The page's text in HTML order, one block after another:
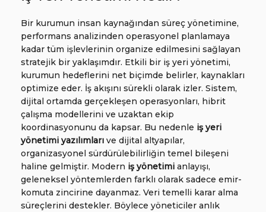
Bir kurumun insan kaynağından süreç yönetimine,
performans analizinden operasyonel planlamaya
kadar tüm işlevlerinin organize edilmesini sağlayan
stratejik bir yaklaşımdır. Etkili bir iş yeri yönetimi,
kurumun hedeflerini net biçimde belirler, kaynakları
optimize eder. İş akışını sürekli olarak izler. Sistem,
dijital ortamda gerçekleşen operasyonları, hibrit
çalışma modellerini ve uzaktan ekip
koordinasyonunu da kapsar. Bu nedenle iş yeri
yönetimi yazılımları ve dijital altyapılar,
organizasyonel sürdürülebilirliğin temel bileşeni
haline gelmiştir. Modern iş yönetimi anlayışı,
geleneksel yöntemlerden farklı olarak sadece emir-
komuta zincirine dayanmaz. Veri temelli karar alma
süreçlerini destekler. Böylece yöneticiler anlık